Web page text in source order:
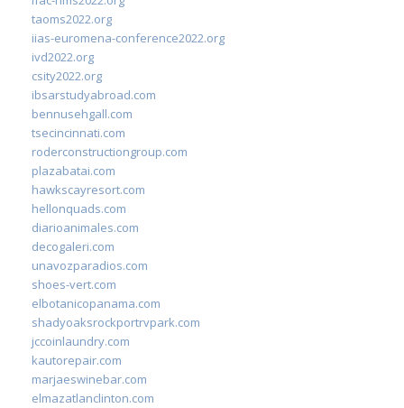
taoms2022.org
iias-euromena-conference2022.org
ivd2022.org
csity2022.org
ibsarstudyabroad.com
bennusehgall.com
tsecincinnati.com
roderconstructiongroup.com
plazabatai.com
hawkscayresort.com
hellonquads.com
diarioanimales.com
decogaleri.com
unavozparadios.com
shoes-vert.com
elbotanicopanama.com
shadyoaksrockportrvpark.com
jccoinlaundry.com
kautorepair.com
marjaeswinebar.com
elmazatlanclinton.com